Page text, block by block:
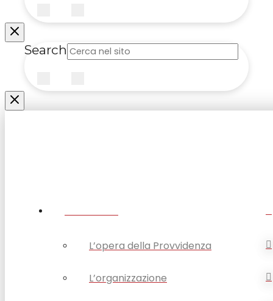
Search
L’opera della Provvidenza
L’organizzazione